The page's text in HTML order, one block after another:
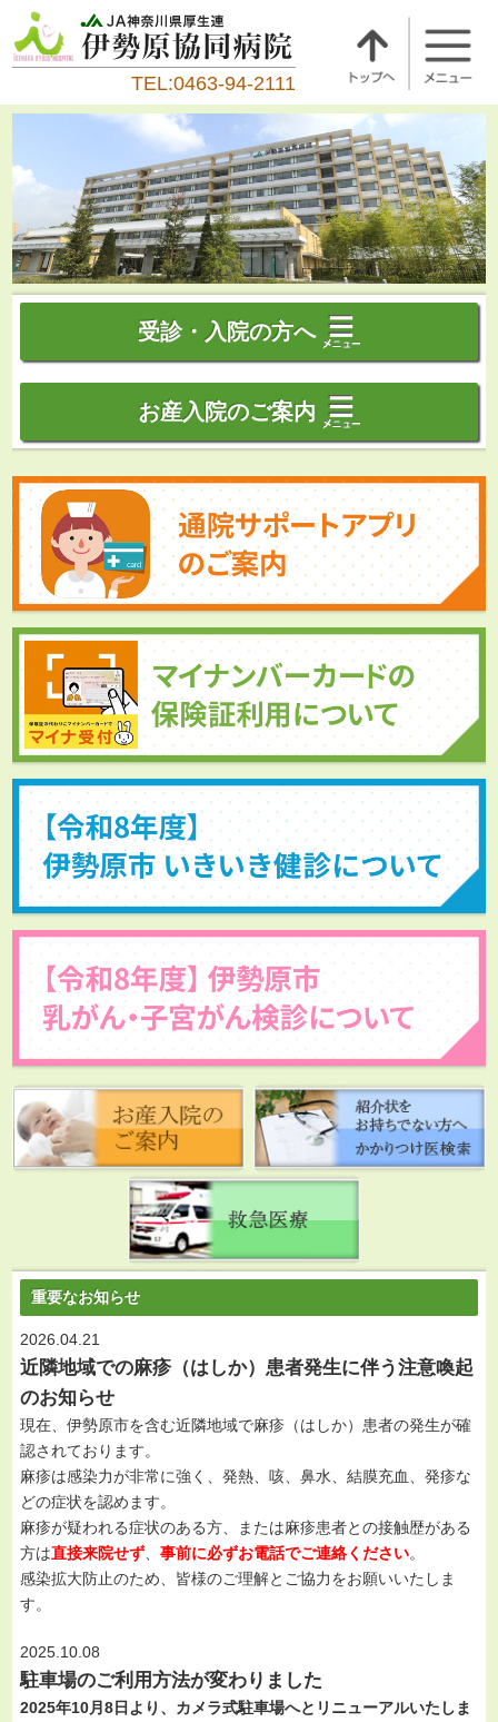
TEL:0463-94-2111
受診・入院の方へ
お産入院のご案内
重要なお知らせ
2026.04.21
近隣地域での麻疹（はしか）患者発生に伴う注意喚起
のお知らせ
現在、伊勢原市を含む近隣地域で麻疹（はしか）患者の発生が確
認されております。
麻疹は感染力が非常に強く、発熱、咳、鼻水、結膜充血、発疹な
どの症状を認めます。
麻疹が疑われる症状のある方、または麻疹患者との接触歴がある
方は直接来院せず 、事前に必ずお電話でご連絡ください。
感染拡大防止のため、皆様のご理解とご協力をお願いいたしま
す。
2025.10.08
駐車場のご利用方法が変わりました
2025年10月8日より、カメラ式駐車場へとリニューアルいたしま